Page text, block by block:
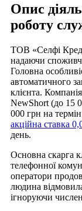
Опис
роботу
ТОВ «Селфі
надаючи
Головна
автоматичного
клієнта.
NewShort (до 15
000 грн на
акційна ставка
день.
Основна скарга
телефонної
оператори
людина
ігноруючи